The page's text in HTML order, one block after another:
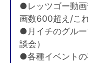
●レッツゴー動
画数600超え/こ
●月イチのグル
談会）
●各種イベント